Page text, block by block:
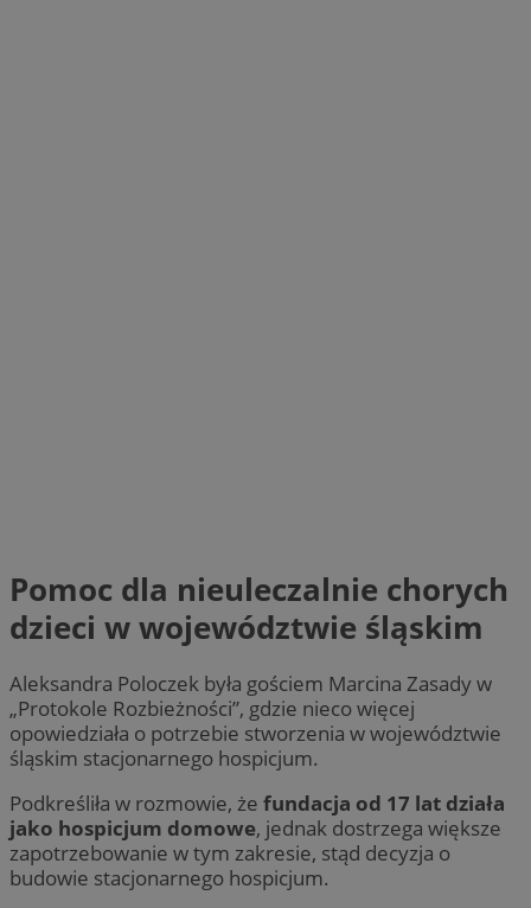
Pomoc dla nieuleczalnie chorych
dzieci w województwie śląskim
Aleksandra Poloczek była gościem Marcina Zasady w
„Protokole Rozbieżności”, gdzie nieco więcej
opowiedziała o potrzebie stworzenia w województwie
śląskim stacjonarnego hospicjum.
Podkreśliła w rozmowie, że fundacja od 17 lat działa
jako hospicjum domowe, jednak dostrzega większe
zapotrzebowanie w tym zakresie, stąd decyzja o
budowie stacjonarnego hospicjum.